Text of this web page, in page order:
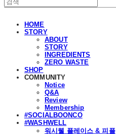
HOME
STORY
ABOUT
STORY
INGREDIENTS
ZERO WASTE
SHOP
COMMUNITY
Notice
Q&A
Review
Membership
#SOCIALBOONCO
#WASHWELL
워시웰 플레이스 & 피플